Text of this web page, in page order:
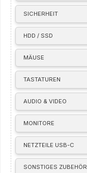
SICHERHEIT
HDD / SSD
MÄUSE
TASTATUREN
AUDIO & VIDEO
MONITORE
NETZTEILE USB-C
SONSTIGES ZUBEHÖR